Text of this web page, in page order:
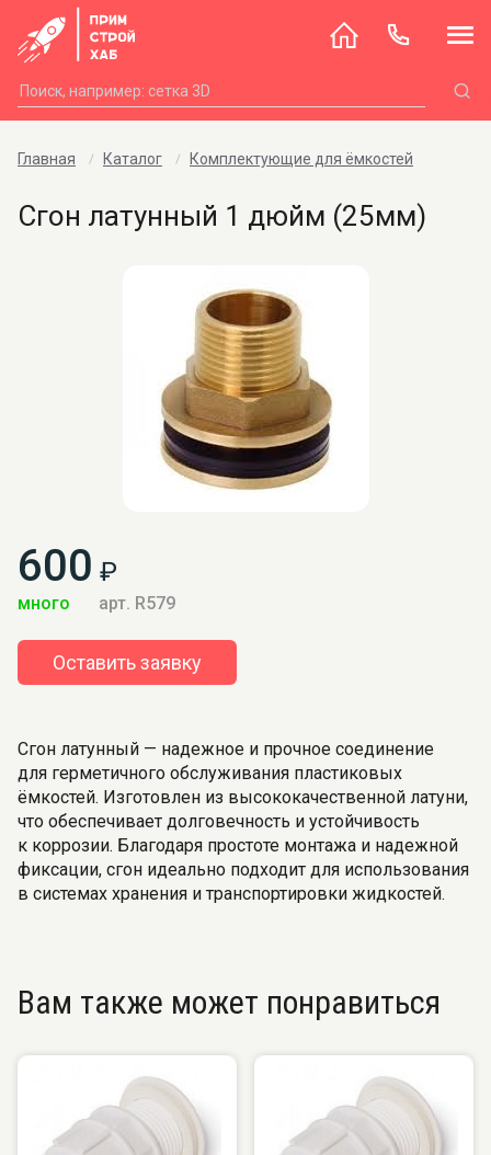
Главная Каталог Комплектующие для ёмкостей
Сгон латунный 1 дюйм (25мм)
600 ₽
много арт. R579
Оставить заявку
Сгон латунный — надежное и прочное соединение
для герметичного обслуживания пластиковых
ёмкостей. Изготовлен из высококачественной латуни,
что обеспечивает долговечность и устойчивость
к коррозии. Благодаря простоте монтажа и надежной
фиксации, сгон идеально подходит для использования
в системах хранения и транспортировки жидкостей.
Вам также может понравиться